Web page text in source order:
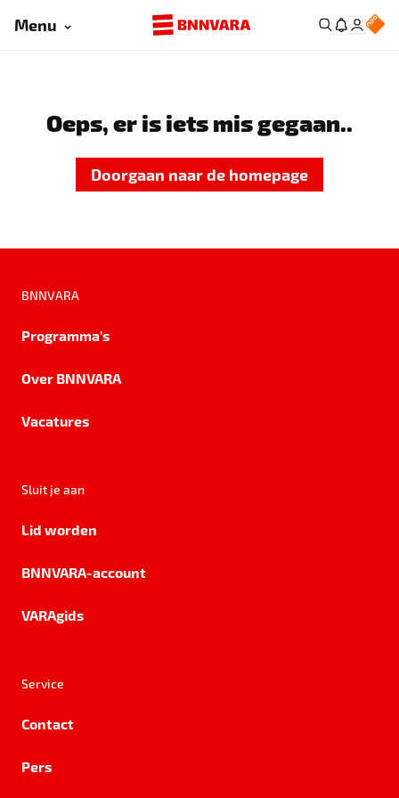
Menu
Oeps, er is iets mis gegaan..
Doorgaan naar de homepage
BNNVARA
Programma's
Over BNNVARA
Vacatures
Sluit je aan
Lid worden
BNNVARA-account
VARAgids
Service
Contact
Pers